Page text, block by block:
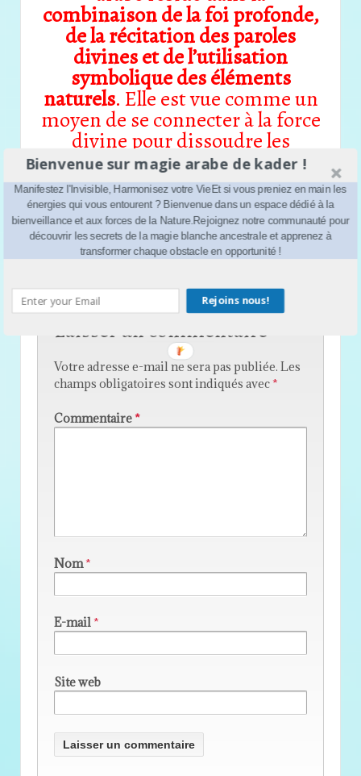
combinaison de la foi profonde,
de la récitation des paroles
divines et de l’utilisation
symbolique des éléments
naturels. Elle est vue comme un
moyen de se connecter à la force
divine pour dissoudre les
obstacles et manifester le bien.
‹
Bienveillance et Protection : L’Essence de la Magie
Blanche Arabe
Découvrez l’Oliban : Ses Vertus Merveilleuses pour le
Laisser un commentaire
Votre adresse e-mail ne sera pas publiée. Les
champs obligatoires sont indiqués avec *
Commentaire*
Nom*
E-mail*
Site web
Bienvenue sur magie arabe de kader !
Manifestez l'Invisible, Harmonisez votre VieEt si vous preniez en main les
énergies qui vous entourent ? Bienvenue dans un espace dédié à la
bienveillance et aux forces de la Nature.Rejoignez notre communauté pour
découvrir les secrets de la magie blanche ancestrale et apprenez à
transformer chaque obstacle en opportunité !
Rejoins nous!